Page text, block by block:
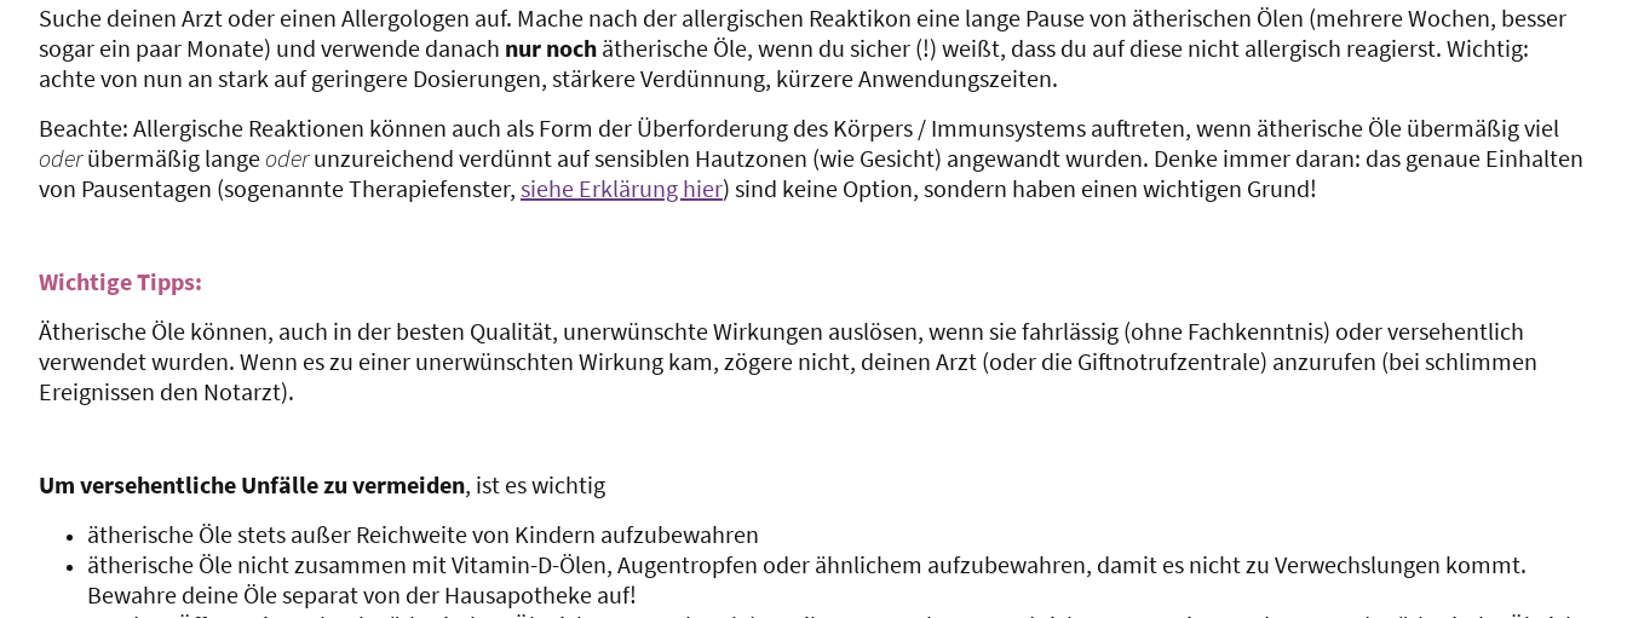
Suche deinen Arzt oder einen Allergologen auf. Mache nach der allergischen Reaktikon eine lange Pause von ätherischen Ölen (mehrere Wochen, besser
sogar ein paar Monate) und verwende danach nur noch ätherische Öle, wenn du sicher (!) weißt, dass du auf diese nicht allergisch reagierst. Wichtig:
achte von nun an stark auf geringere Dosierungen, stärkere Verdünnung, kürzere Anwendungszeiten.
Beachte: Allergische Reaktionen können auch als Form der Überforderung des Körpers / Immunsystems auftreten, wenn ätherische Öle übermäßig viel
oderübermäßig lange oderunzureichend verdünnt auf sensiblen Hautzonen (wie Gesicht) angewandt wurden. Denke immer daran: das genaue Einhalten
von Pausentagen (sogenannte Therapiefenster, siehe Erklärung hier) sind keine Option, sondern haben einen wichtigen Grund!
Wichtige Tipps:
Ätherische Öle können, auch in der besten Qualität, unerwünschte Wirkungen auslösen, wenn sie fahrlässig (ohne Fachkenntnis) oder versehentlich
verwendet wurden. Wenn es zu einer unerwünschten Wirkung kam, zögere nicht, deinen Arzt (oder die Giftnotrufzentrale) anzurufen (bei schlimmen
Ereignissen den Notarzt).
Um versehentliche Unfälle zu vermeiden, ist es wichtig
ätherische Öle stets außer Reichweite von Kindern aufzubewahren
ätherische Öle nicht zusammen mit Vitamin-D-Ölen, Augentropfen oder ähnlichem aufzubewahren, damit es nicht zu Verwechslungen kommt.
Bewahre deine Öle separat von der Hausapotheke auf!